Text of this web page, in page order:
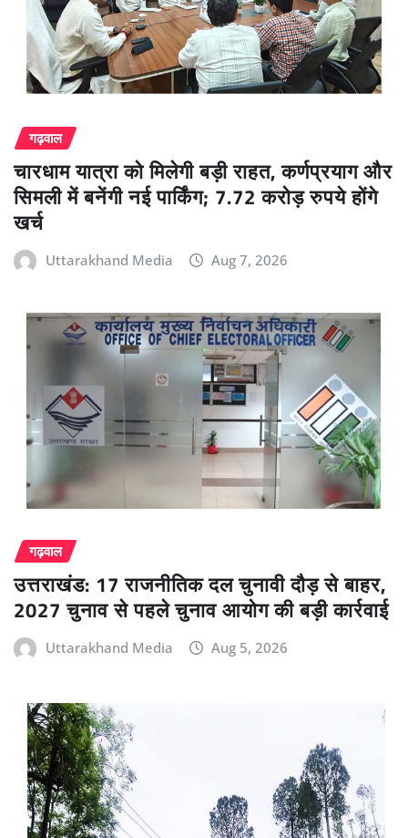
गढ़वाल
चारधाम यात्रा को मिलेगी बड़ी राहत, कर्णप्रयाग और
सिमली में बनेंगी नई पार्किंग; 7.72 करोड़ रुपये होंगे
खर्च
Uttarakhand Media Aug 7, 2026
गढ़वाल
उत्तराखंड: 17 राजनीतिक दल चुनावी दौड़ से बाहर,
2027 चुनाव से पहले चुनाव आयोग की बड़ी कार्रवाई
Uttarakhand Media Aug 5, 2026